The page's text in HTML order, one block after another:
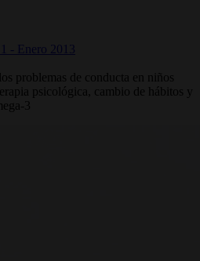
- Enero 2013
problemas de conducta en niños
psicológica, cambio de hábitos y
3